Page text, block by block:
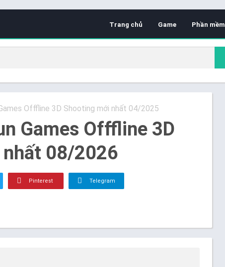
Trang chủ Game Phần mềm
Offfline 3D Shooting mới nhất 04/2025
Games Offfline 3D
08/2026
Pinterest Telegram